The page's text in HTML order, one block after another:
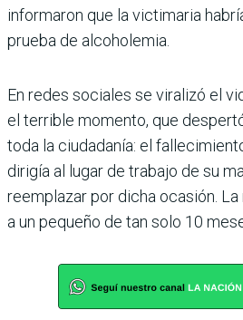
informaron que la victimaria
prueba de alcoholemia.
En redes sociales se viralizó el
el terrible momento, que
toda la ciudadanía: el
dirigía al lugar de trabajo de su
reemplazar por dicha ocasión.
a un pequeño de tan solo 10